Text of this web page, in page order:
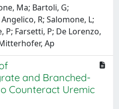
Ma; Bartoli, G;
R; Salomone, L;
P; Farsetti, P; De Lorenzo,
Ap
and Branched-
Counteract Uremic